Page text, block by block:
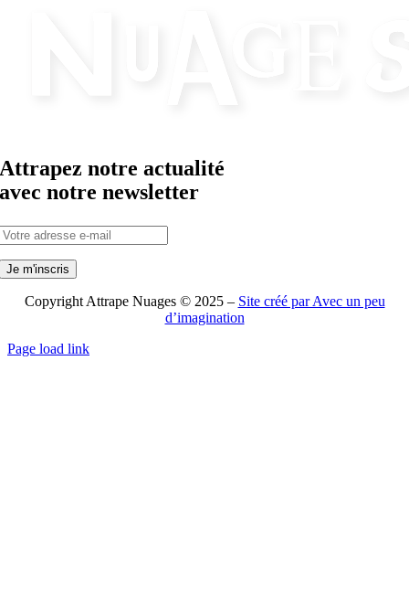
Attrapez notre actualité
avec notre newsletter
Copyright Attrape Nuages © 2025 – Site créé par Avec un peu
d’imagination
Page load link